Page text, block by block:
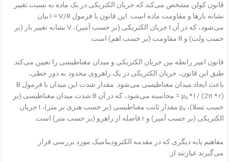
قانون کولن مشخص می‌کند که جریان الکتریکی در یک ماده به نسبت تغییر
نشانه بارها و مقاومت ماده است. این قانون با فرمول I = V/R بیان
می‌شود، که در آن I جریان الکتریکی (بر حسب آمپر)، V نشانه تغییر بار (بر
حسب ولت) و R مقاومت (بر حسب اهم) است.
قانون امپر رابطه بین جریان الکتریکی و میدان مغناطیسی را تعیین می‌کند.
طبق این قانون، جریان الکتریکی در یک راهروی محدود به دور خطی،
باعث ایجاد میدان مغناطیسی می‌شود. مقدار شدت این میدان با فرمول B
= μ₀ * I / (2π * r) محاسبه می‌شود، که در آن B شدت میدان مغناطیسی (بر
حسب تسلا)، μ₀ مقدار ثابت مغناطیسی (بر حسب هنری بر متر)، I جریان
الکتریکی (بر حسب آمپر) و r فاصله از راهرو (بر حسب متر) است.
مفاهیم پایه دیگری که در مقدمه الکترودینامیک مورد بررسی قرار
می‌گیرند عبارتند از: